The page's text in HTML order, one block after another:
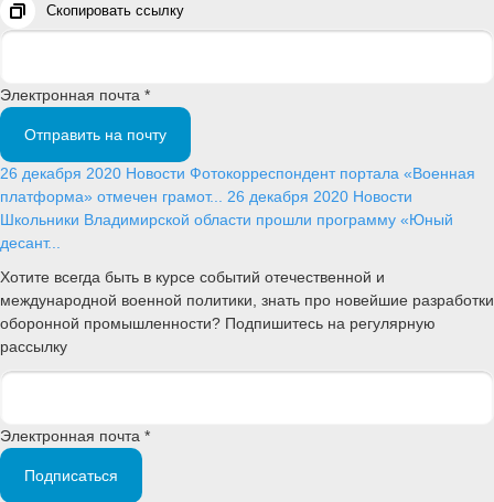
Скопировать ссылку
Электронная почта *
Отправить на почту
26 декабря 2020 Новости Фотокорреспондент портала «Военная
платформа» отмечен грамот... 26 декабря 2020 Новости
Школьники Владимирской области прошли программу «Юный
десант...
Хотите всегда быть в курсе событий отечественной и
международной военной политики, знать про новейшие разработки
оборонной промышленности? Подпишитесь на регулярную
рассылку
Электронная почта *
Подписаться